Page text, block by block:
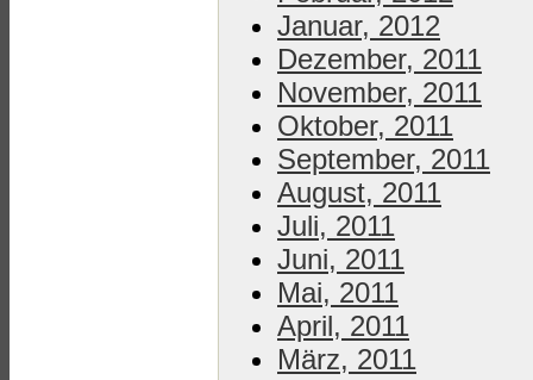
Januar, 2012
Dezember, 2011
November, 2011
Oktober, 2011
September, 2011
August, 2011
Juli, 2011
Juni, 2011
Mai, 2011
April, 2011
März, 2011